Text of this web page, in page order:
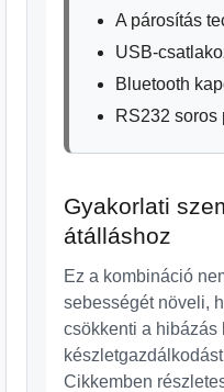
A párosítás
USB-
Bluetooth
RS232 soros
Gyakorlati
átálláshoz
Ez a kombináció
sebességét növeli,
csökkenti a hibázás
Cikkemben